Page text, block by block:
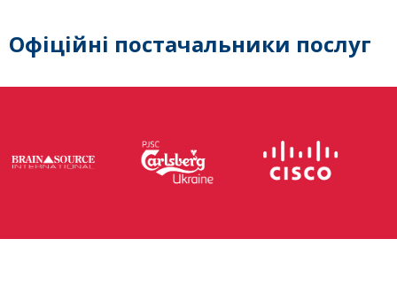
Офіційні постачальники послуг